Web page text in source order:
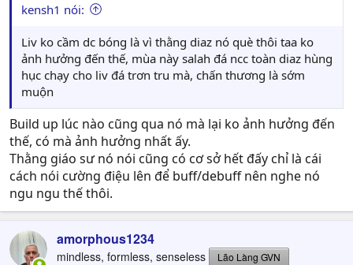
kensh1 nói:
Liv ko cầm dc bóng là vì thằng diaz nó què thôi taa ko
ảnh hưởng đến thế, mùa này salah đá ncc toàn diaz hùng
hục chạy cho liv đá trơn tru mà, chấn thương là sớm
muộn
Build up lúc nào cũng qua nó mà lại ko ảnh hưởng đến
thế, có mà ảnh hưởng nhất ấy.
Thằng giáo sư nó nói cũng có cơ sở hết đấy chỉ là cái
cách nói cường điệu lên để buff/debuff nên nghe nó
ngu ngu thế thôi.
amorphous1234
mindless, formless, senseless Lão Làng GVN